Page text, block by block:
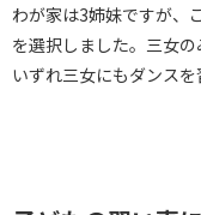
わが家は3姉妹ですが、
を選択しました。三女の
いずれ三女にもダンスを